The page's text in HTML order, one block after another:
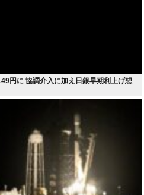
円に 協調介入に加え日銀早期利上げ想